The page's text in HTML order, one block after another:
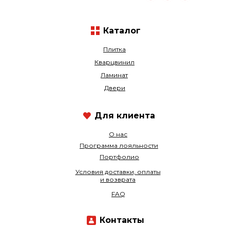
Плитка
Кварцвинил
О нас
Ламинат
Программа лояльности
Двери
Портфолио
Условия доставки, оплаты
и возврата
FAQ
Каталог
Контакты
Для клиента